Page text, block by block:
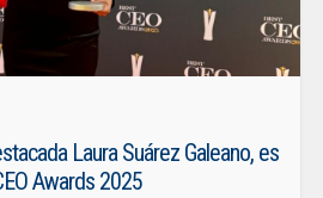
Laura Suárez Galeano, es
Awards 2025